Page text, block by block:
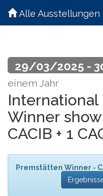
Alle Ausstellungen
29/03/2025 -
einem Jahr
Winner
CACIB + 1
Premstätten Winner -